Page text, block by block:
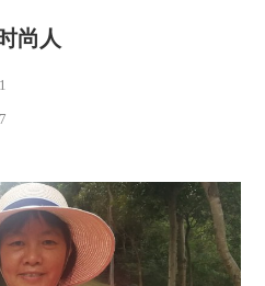
尚人